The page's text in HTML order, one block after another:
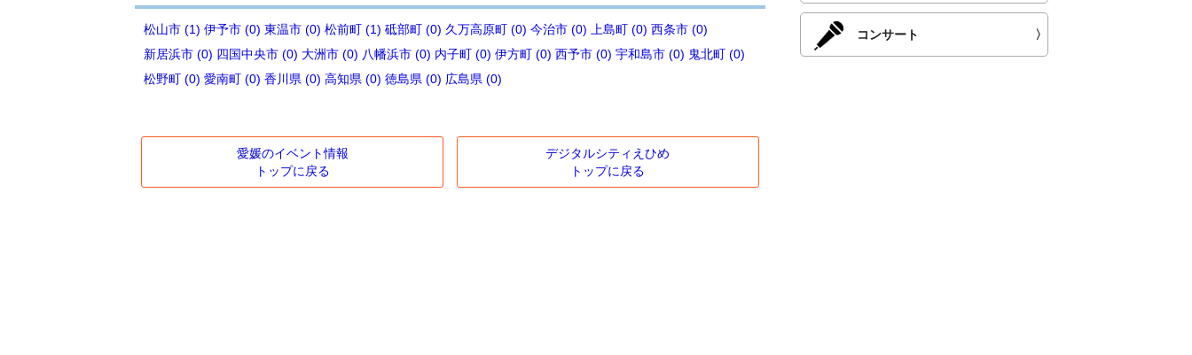
松山市 (1) 伊予市 (0) 東温市 (0) 松前町 (1) 砥部町 (0) 久万高原町 (0) 今治市 (0) 上島町 (0) 西条市 (0)
新居浜市 (0) 四国中央市 (0) 大洲市 (0) 八幡浜市 (0) 内子町 (0) 伊方町 (0) 西予市 (0) 宇和島市 (0) 鬼北町 (0)
松野町 (0) 愛南町 (0) 香川県 (0) 高知県 (0) 徳島県 (0) 広島県 (0)
愛媛のイベント情報
トップに戻る
デジタルシティえひめ
トップに戻る
コンサート 〉